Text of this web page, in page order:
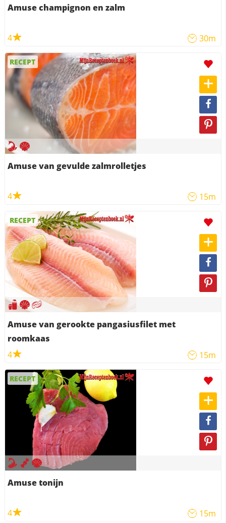
Amuse champignon en zalm
4 30m
RECEPT
Amuse van gevulde zalmrolletjes
4 15m
RECEPT
Amuse van gerookte pangasiusfilet met
roomkaas
4
15m
RECEPT
Amuse tonijn
4 15m